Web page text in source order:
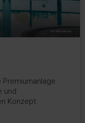
Premiumanlage
und
Konzept.